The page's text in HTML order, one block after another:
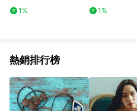
1%
1%
熱銷排行榜